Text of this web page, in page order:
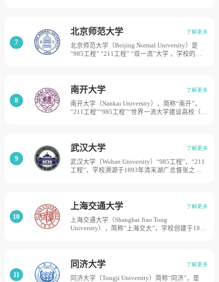
江、舟山、海宁等7个校区，占地面积9335亩。
立中央大学等历史时期，于1950年更名为南京大
学。1952年，南京大学调整出部分院系后与创办
于1888年的金陵大学文、理学院等合并，仍名南
京大学。占地面积5532亩。
7
北京师范大学 了解更多
北京师范大学（Beijing Normal University）是
“985工程” “211工程” “双一流”大学 ，学校的前
大学。1931年、1952年北平女子师范大学、辅仁
大学先后并入北京师范大学。1959年，被中央确
定为首批全国重点大学。2017年，学校进入国家
“世界一流大学”建设A类名单，目前学校总体占
8
南开大学 了解更多
南开大学（Nankai University），简称“南开”，
“211工程”“985工程”“世界一流大学建设高校（A
组建国立长沙临时大学，1938年迁往昆明，更名
为国立西南联合大学；1946年回津复校并改为国
立；新中国成立后，经历高等学校院系调整，成
为文理并重的全国重点大学；改革开放以来，天
9
武汉大学 了解更多
武汉大学（Wuhan University）“985工程”、“211
工程”，学校溯源于1893年清末湖广总督张之洞
国立武汉大学，是近代中国第一批国立大学。
2000年，武汉大学与武汉水利电力大学、武汉测
绘科技大学、湖北医科大学合并组建新的武汉大
学。目前学校总体占地面积5195亩。
10
上海交通大学 了解更多
上海交通大学（Shanghai Jiao Tong
University），简称“上海交大”，学校创建于1896
经过122年的不懈努力，上海交通大学已经成为
一所“综合性、研究型、国际化”的国内一流、国
际知名大学。占地面积为1044亩。
11
同济大学 了解更多
同济大学（Tongji University）简称“同济”，是